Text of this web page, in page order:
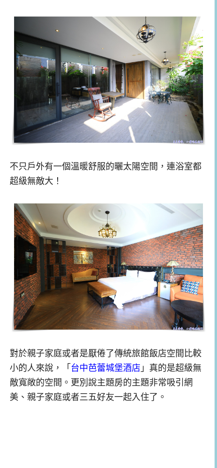
不只戶外有一個溫暖舒服的曬太陽空間，連浴室都
超級無敵大！
對於親子家庭或者是厭倦了傳統旅館飯店空間比較
小的人來說，「台中芭蕾城堡酒店 」真的是超級無
敵寬敞的空間。更別說主題房的主題非常吸引網
美、親子家庭或者三五好友一起入住了。